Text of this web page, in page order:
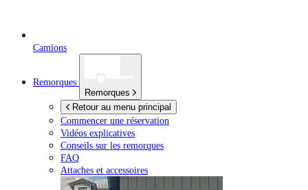
Camions
Remorques
Remorques
Retour au menu principal
Commencer une réservation
Vidéos explicatives
Conseils sur les remorques
FAQ
Attaches et accessoires